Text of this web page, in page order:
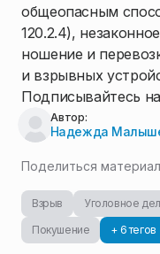
общеопасным
120.2.4),
ношение и
и взрывных
Подписывайтесь
Автор:
Надежда
Поделиться
Взрыв Уголовное
Покушение
+ 6 тегов